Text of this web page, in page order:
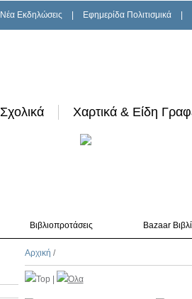
Νέα Εκδηλώσεις Εφημερίδα Πολιτισμικά
Σχολικά Χαρτικά & Είδη
Βιβλιοπροτάσεις Bazaar
Αρχική /
Top Όλα